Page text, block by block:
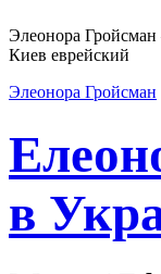
Элеонора Гройсман
Киев еврейский
Элеонора Гройсман
в